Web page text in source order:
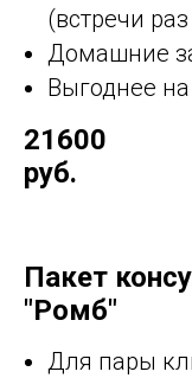
(встречи
Домашние
Выгоднее
21600
руб.
Пакет
"Ромб"
Для пары